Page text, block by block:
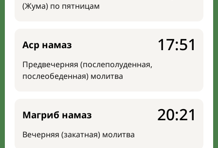
(Жума) по пятницам
Аср намаз
Предвечерняя (послеполуденная,
послеобеденная) молитва
17:51
Магриб намаз
Вечерняя (закатная) молитва
20:21